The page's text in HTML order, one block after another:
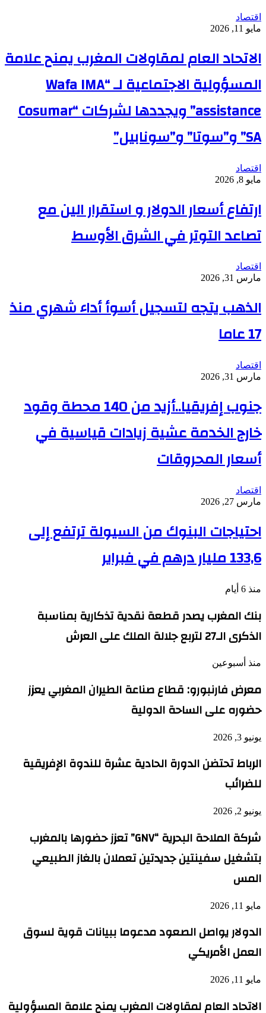
اقتصاد
مايو 11, 2026
الاتحاد العام لمقاولات المغرب يمنح علامة
المسؤولية الاجتماعية لـ “Wafa IMA
assistance” ويجددها لشركات “Cosumar
SA” و”سوتا” و”سونابيل”
اقتصاد
مايو 8, 2026
ارتفاع أسعار الدولار و استقرار الين مع
تصاعد التوتر في الشرق الأوسط
اقتصاد
مارس 31, 2026
الذهب يتجه لتسجيل أسوأ أداء شهري منذ
17 عاما
اقتصاد
مارس 31, 2026
جنوب إفريقيا..أزيد من 140 محطة وقود
خارج الخدمة عشية زيادات قياسية في
أسعار المحروقات
اقتصاد
مارس 27, 2026
احتياجات البنوك من السيولة ترتفع إلى
133,6 مليار درهم في فبراير
منذ 6 أيام
بنك المغرب يصدر قطعة نقدية تذكارية بمناسبة
الذكرى الـ27 لتربع جلالة الملك على العرش
منذ أسبوعين
معرض فارنبورو: قطاع صناعة الطيران المغربي يعزز
حضوره على الساحة الدولية
يونيو 3, 2026
الرباط تحتضن الدورة الحادية عشرة للندوة الإفريقية
للضرائب
يونيو 2, 2026
شركة الملاحة البحرية “GNV” تعزز حضورها بالمغرب
بتشغيل سفينتين جديدتين تعملان بالغاز الطبيعي
المس
مايو 11, 2026
الدولار يواصل الصعود مدعوما ببيانات قوية لسوق
العمل الأمريكي
مايو 11, 2026
الاتحاد العام لمقاولات المغرب يمنح علامة المسؤولية